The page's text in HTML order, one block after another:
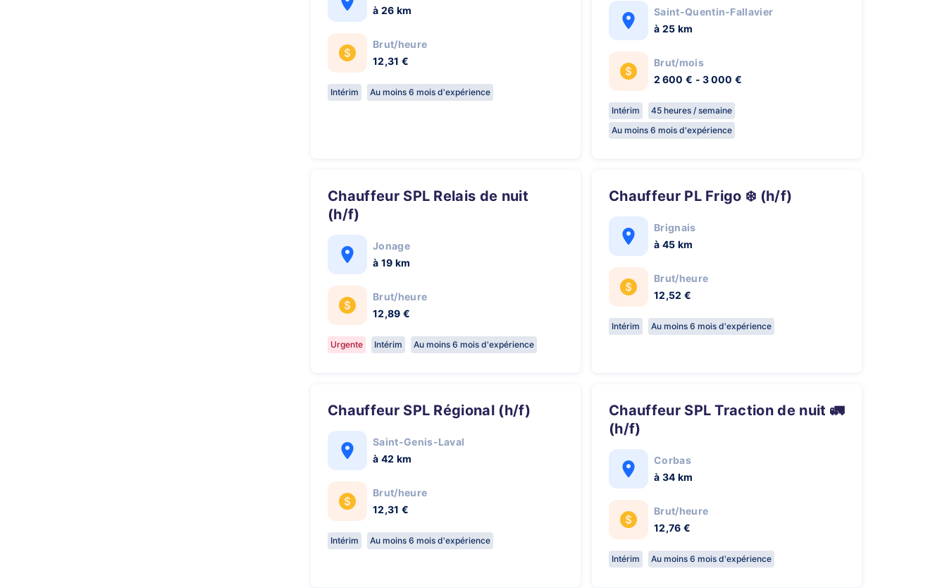
à 26 km
Brut/heure
12,31 €
Intérim Au moins 6 mois d'expérience
Saint-Quentin-Fallavier
à 25 km
Brut/mois
2 600 € - 3 000 €
Intérim
45 heures / semaine
Au moins 6 mois d'expérience
Chauffeur SPL Relais de nuit
(h/f)
Jonage
à 19 km
Brut/heure
12,89 €
Urgente Intérim Au moins 6 mois d'expérience
Chauffeur PL Frigo ❄️ (h/f)
Brignais
à 45 km
Brut/heure
12,52 €
Intérim Au moins 6 mois d'expérience
Chauffeur SPL Régional (h/f)
Saint-Genis-Laval
à 42 km
Brut/heure
12,31 €
Intérim Au moins 6 mois d'expérience
Chauffeur SPL Traction de nuit 🚛
(h/f)
Corbas
à 34 km
Brut/heure
12,76 €
Intérim Au moins 6 mois d'expérience